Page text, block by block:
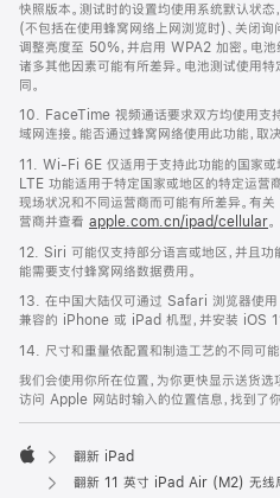
快照版本。测试时的设置均使用系统默认状态
(不包括在使用蜂窝网络上网浏览时)、关闭询
调整亮度至 50%，并启用 WPA2 加密。电池
诸多其他因素可能有所差异。电池测试使用
同。
10. FaceTime 视频通话要求双方均使用支
域网连接。能否通过蜂窝网络使用此功能，取
11. Wi-Fi 6E 仅适用于支持此功能的国家或
LTE 功能适用于特定国家或地区的特定运营
现场状况和不同运营商而可能有所差异。有
营商并查看 apple.com.cn/ipad/cellular。
12. Siri 可能仅支持部分语言或地区，并且功
能需要支付蜂窝网络数据费用。
13. 在中国大陆仅可通过 Safari 浏览器使
兼容的 iPhone 或 iPad 机型，并安装 iOS
14. 尺寸和重量依配置和制造工艺的不同可能
我们会使用你所在位置，为你更快显示送货选
访问 Apple 网站时输入的位置信息，找到了你
Apple
翻新 iPad
翻新 11 英寸 iPad Air (M2) 无线